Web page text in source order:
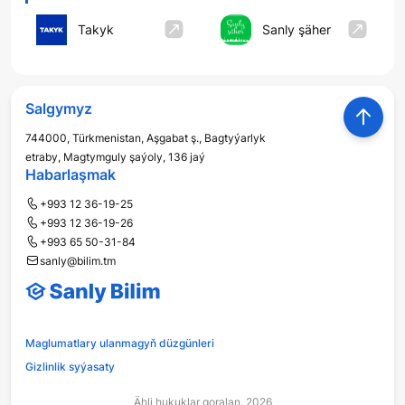
Takyk Sanly şäher
Maglumatlary ulanmagyň düzgünleri
Gizlinlik syýasaty
Habarlaşmak
+993 12 36-19-25
+993 12 36-19-26
+993 65 50-31-84
sanly@bilim.tm
Salgymyz
744000, Türkmenistan, Aşgabat ş., Bagtyýarlyk
etraby, Magtymguly şaýoly, 136 jaý
Ähli hukuklar goralan. 2026